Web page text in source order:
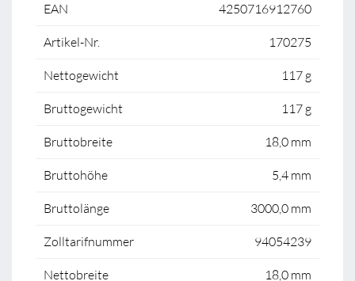
EAN 4250716912760
Artikel-Nr. 170275
Nettogewicht 117 g
Bruttogewicht 117 g
Bruttobreite 18,0 mm
Bruttohöhe 5,4 mm
Bruttolänge 3000,0 mm
Zolltarifnummer 94054239
Nettobreite 18,0 mm